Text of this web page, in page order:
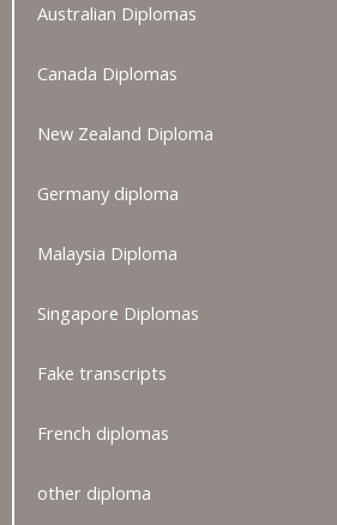
Australian Diplomas
Canada Diplomas
New Zealand Diploma
Germany diploma
Malaysia Diploma
Singapore Diplomas
Fake transcripts
French diplomas
other diploma